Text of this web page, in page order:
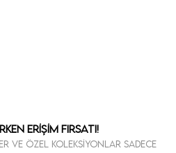
Erişim Fırsatı!
ve özel koleksiyonlar sadece